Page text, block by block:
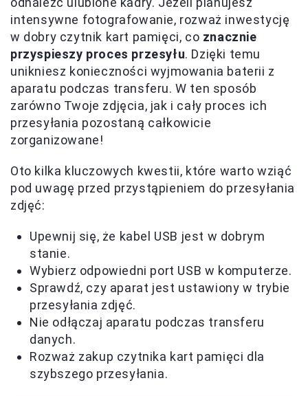
intensywne fotografowanie, rozważ inwestycję
w dobry czytnik kart pamięci, co znacznie
przyspieszy proces przesyłu. Dzięki temu
unikniesz konieczności wyjmowania baterii z
aparatu podczas transferu. W ten sposób
zarówno Twoje zdjęcia, jak i cały proces ich
przesyłania pozostaną całkowicie
zorganizowane!
Oto kilka kluczowych kwestii, które warto wziąć
pod uwagę przed przystąpieniem do przesyłania
zdjęć:
Upewnij się, że kabel USB jest w dobrym
stanie.
Wybierz odpowiedni port USB w komputerze.
Sprawdź, czy aparat jest ustawiony w trybie
przesyłania zdjęć.
Nie odłączaj aparatu podczas transferu
danych.
Rozważ zakup czytnika kart pamięci dla
szybszego przesyłania.